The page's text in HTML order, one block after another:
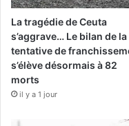
La tragédie de Ceuta
s’aggrave… Le bilan de la
tentative de
s’élève désormais à 82
morts
il y a 1 jour